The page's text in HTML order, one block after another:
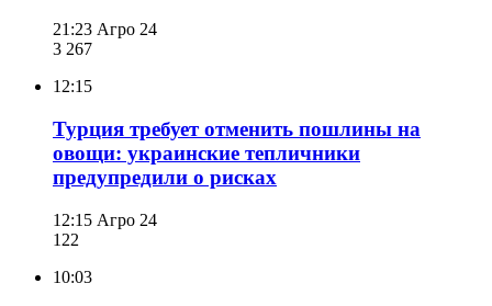
21:23 Агро 24
3 267
12:15
Турция требует отменить пошлины на
овощи: украинские тепличники
предупредили о рисках
12:15 Агро 24
122
10:03